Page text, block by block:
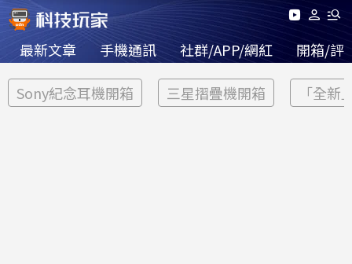
最新文章 手機通訊 社群/APP/網紅 開箱/評
Sony紀念耳機開箱 三星摺疊機開箱 「全新